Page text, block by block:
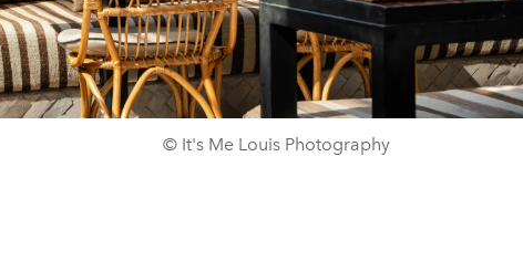
© It's Me Louis Photography